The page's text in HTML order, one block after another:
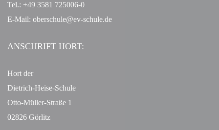
Tel.: +49 3581 725006-0
E-Mail: oberschule@ev-schule.de
ANSCHRIFT HORT:
Hort der
Dietrich-Heise-Schule
Otto-Müller-Straße 1
02826 Görlitz